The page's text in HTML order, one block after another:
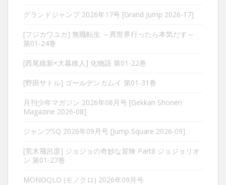
グランドジャンプ 2026年17号 [Grand Jump 2026-17]
[フジカワユカ] 無職転生 ～異世界行ったら本気だす～
第01-24巻
[西尾維新×大暮維人] 化物語 第01-22巻
[野田サトル] ゴールデンカムイ 第01-31巻
月刊少年マガジン 2026年08月号 [Gekkan Shonen
Magazine 2026-08]
ジャンプSQ 2026年09月号 [Jump Square 2026-09]
[荒木飛呂彦] ジョジョの奇妙な冒険 Part8 ジョジョリオ
ン 第01-27巻
MONOQLO (モノクロ) 2026年09月号